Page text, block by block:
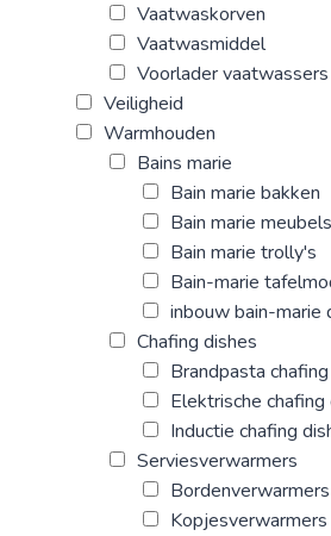
Vaatwaskorven
Vaatwasmiddel
Voorlader vaatwassers
Veiligheid
Warmhouden
Bains marie
Bain marie bakken
Bain marie meubels
Bain marie trolly's
Bain-marie
inbouw bain-marie
Chafing dishes
Brandpasta
Elektrische chafing
Inductie chafing
Serviesverwarmers
Bordenverwarmers
Kopjesverwarmers